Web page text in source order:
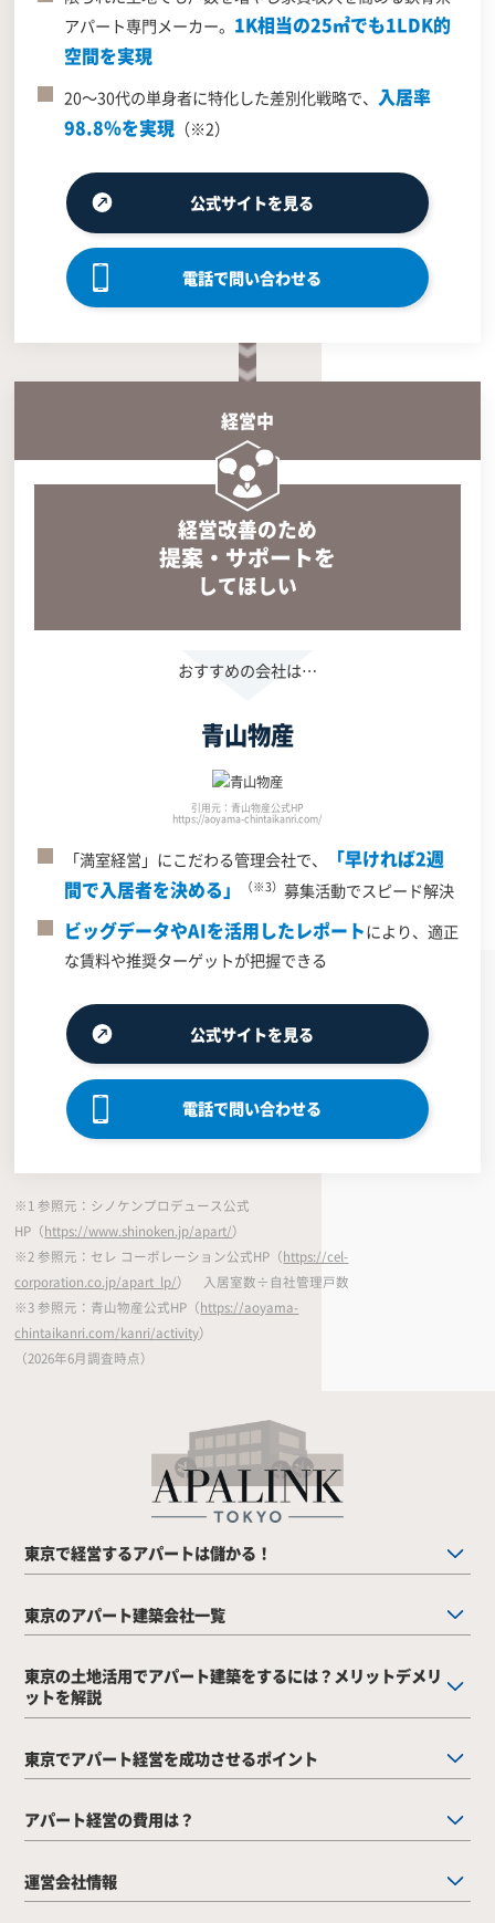
アパート専門メーカー。 1K相当の25㎡でも1LDK的
空間を実現
20～30代の単身者に特化した差別化戦略で、
入居率
98.8％を実現（※2）
公式サイトを見る
電話で問い合わせる
経営中
経営改善のため
提案・サポートを
してほしい
青山物産
引用元：青山物産公式HP
https://aoyama-chintaikanri.com/
「満室経営」にこだわる管理会社で、
「早ければ2週
間で入居者を決める」
（※3） 募集活動でスピード解決
ビッグデータやAIを活用したレポートにより、適正
な賃料や推奨ターゲットが把握できる
公式サイトを見る
電話で問い合わせる
※1 参照元：シノケンプロデュース公式
HP（https://www.shinoken.jp/apart/）
※2 参照元：セレ コーポレーション公式HP（https://cel-
corporation.co.jp/apart_lp/） 入居室数÷自社管理戸数
※3 参照元：青山物産公式HP（https://aoyama-
chintaikanri.com/kanri/activity）
（2026年6月調査時点）
東京で経営するアパートは儲かる！
東京のアパート建築会社一覧
東京の土地活用でアパート建築をするには？メリットデメリ
ットを解説
東京でアパート経営を成功させるポイント
アパート経営の費用は？
運営会社情報